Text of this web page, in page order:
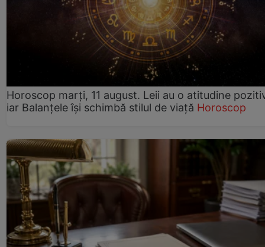
Horoscop marți, 11 august. Leii au o atitudine
iar Balanțele își schimbă stilul de viață Horoscop